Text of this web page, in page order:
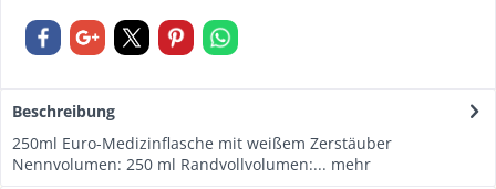
Beschreibung
250ml Euro-Medizinflasche mit weißem Zerstäuber
Nennvolumen: 250 ml Randvollvolumen:... mehr